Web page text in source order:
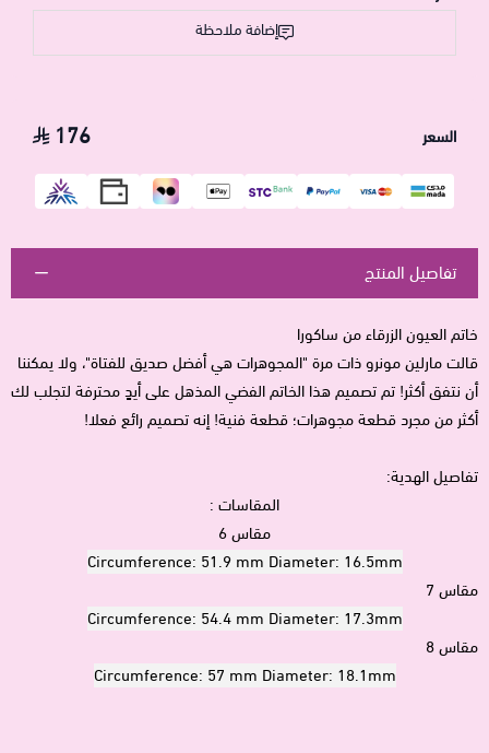
إضافة ملاحظة
السعر 176
تفاصيل المنتج
خاتم العيون الزرقاء من ساكورا
قالت مارلين مونرو ذات مرة "المجوهرات هي أفضل صديق للفتاة"، ولا يمكننا
أن نتفق أكثر! تم تصميم هذا الخاتم الفضي المذهل على أيدٍ محترفة لتجلب لك
أكثر من مجرد قطعة مجوهرات؛ قطعة فنية! إنه تصميم رائع فعلا!
تفاصيل الهدية:
المقاسات :
مقاس 6
Circumference: 51.9 mm Diameter: 16.5mm
مقاس 7
Circumference: 54.4 mm Diameter: 17.3mm
مقاس 8
Circumference: 57 mm Diameter: 18.1mm